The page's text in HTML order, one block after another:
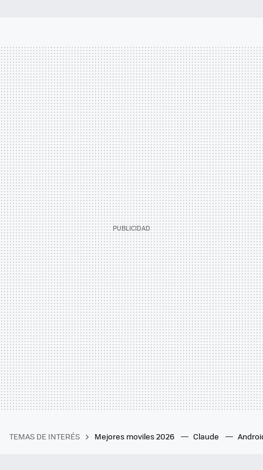
TEMAS DE INTERÉS Mejores moviles 2026 Claude